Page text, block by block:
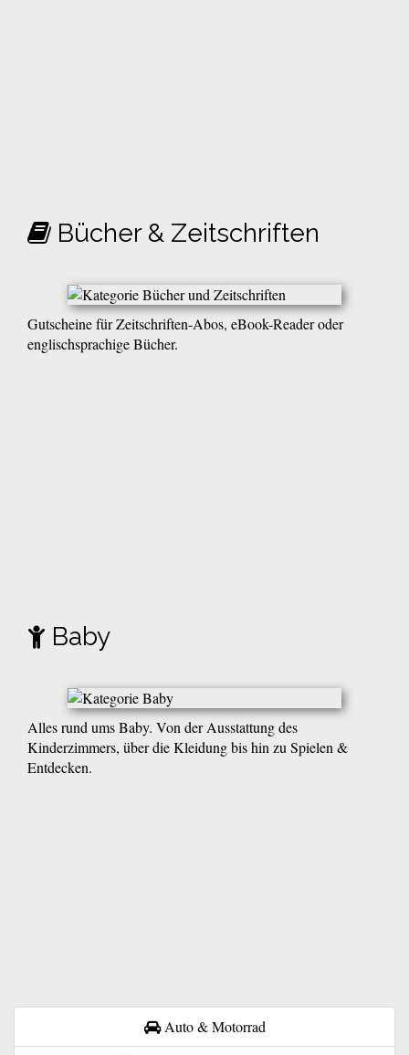
Bücher & Zeitschriften
Gutscheine für Zeitschriften-Abos, eBook-Reader oder
englischsprachige Bücher.
Baby
Alles rund ums Baby. Von der Ausstattung des
Kinderzimmers, über die Kleidung bis hin zu Spielen &
Entdecken.
Auto & Motorrad